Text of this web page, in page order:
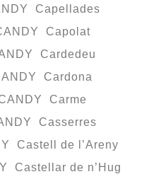
Capellades
Capolat
Cardedeu
Cardona
Carme
Casserres
Castell de l’Areny
Castellar de n’Hug